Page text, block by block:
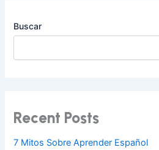
Buscar
Recent Posts
7 Mitos Sobre Aprender Español